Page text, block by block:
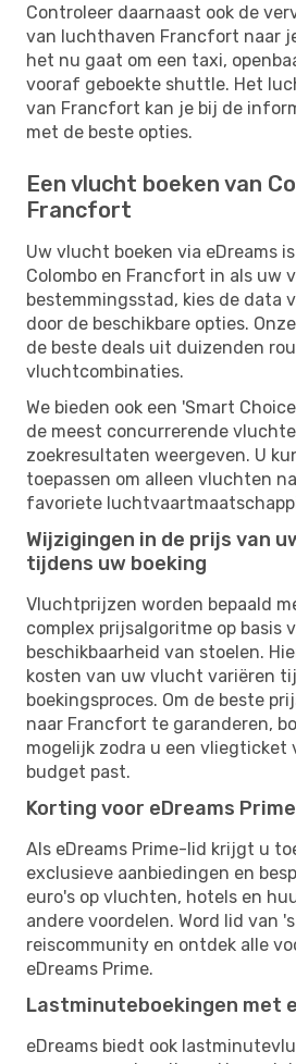
Controleer daarnaast ook de
van luchthaven Francfort naar
het nu gaat om een ​​taxi,
vooraf geboekte shuttle. Het
van Francfort kan je bij de
met de beste opties.
Een vlucht boeken van
Francfort
Uw vlucht boeken via eDreams
Colombo en Francfort in als uw
bestemmingsstad, kies de data
door de beschikbare opties.
de beste deals uit duizenden
vluchtcombinaties.
We bieden ook een 'Smart
de meest concurrerende
zoekresultaten weergeven. U
toepassen om alleen vluchten
favoriete
Wijzigingen in de prijs van
tijdens uw boeking
Vluchtprijzen worden bepaald
complex prijsalgoritme op basis
beschikbaarheid van stoelen.
kosten van uw vlucht variëren
boekingsproces. Om de beste
naar Francfort te garanderen,
mogelijk zodra u een
budget past.
Korting voor eDreams
Als eDreams Prime-lid krijgt u
exclusieve aanbiedingen en
euro's op vluchten, hotels en
andere voordelen. Word lid van
reiscommunity en ontdek alle
eDreams Prime.
Lastminuteboekingen met
eDreams biedt ook